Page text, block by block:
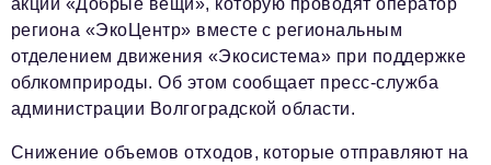
Общество
Транспорт
Ритейл
Телеком
акции «Добрые вещи», которую проводят оператор
региона «ЭкоЦентр» вместе с региональным
отделением движения «Экосистема» при поддержке
облкомприроды. Об этом сообщает пресс-служба
администрации Волгоградской области.
Снижение объемов отходов, которые отправляют на